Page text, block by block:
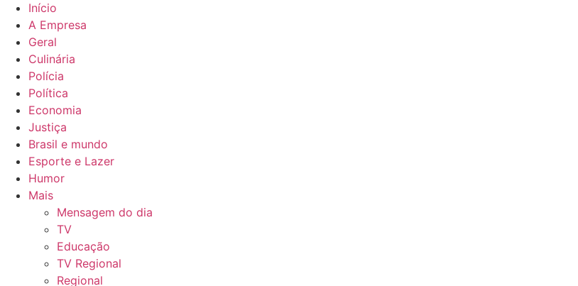
Início
A Empresa
Geral
Culinária
Polícia
Política
Economia
Justiça
Brasil e mundo
Esporte e Lazer
Humor
Mais
Mensagem do dia
TV
Educação
TV Regional
Regional